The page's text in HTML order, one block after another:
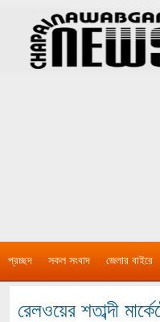
প্রচ্ছদ সকল সংবাদ জেলার বাইরে
রেলওয়ের শতাব্দী